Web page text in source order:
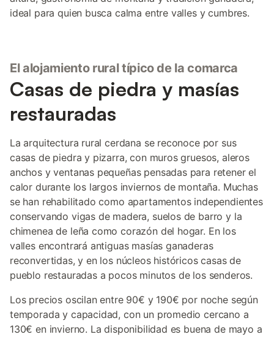
ideal para quien busca calma entre valles y cumbres.
El alojamiento rural típico de la comarca
Casas de piedra y masías
restauradas
La arquitectura rural cerdana se reconoce por sus
casas de piedra y pizarra, con muros gruesos, aleros
anchos y ventanas pequeñas pensadas para retener el
calor durante los largos inviernos de montaña. Muchas
se han rehabilitado como apartamentos independientes
conservando vigas de madera, suelos de barro y la
chimenea de leña como corazón del hogar. En los
valles encontrará antiguas masías ganaderas
reconvertidas, y en los núcleos históricos casas de
pueblo restauradas a pocos minutos de los senderos.
Los precios oscilan entre 90€ y 190€ por noche según
temporada y capacidad, con un promedio cercano a
130€ en invierno. La disponibilidad es buena de mayo a